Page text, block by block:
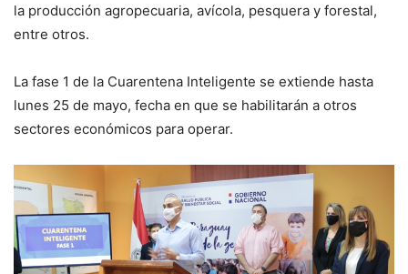
la producción agropecuaria, avícola, pesquera y forestal,
entre otros.
La fase 1 de la Cuarentena Inteligente se extiende hasta
lunes 25 de mayo, fecha en que se habilitarán a otros
sectores económicos para operar.